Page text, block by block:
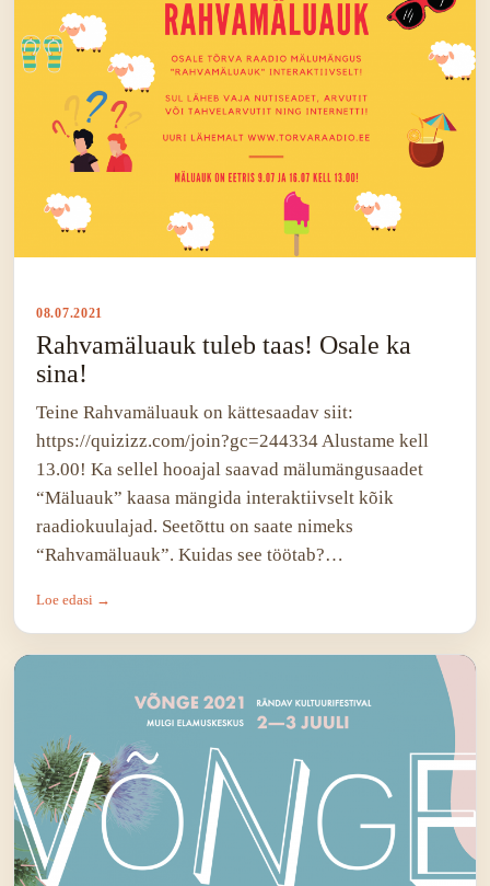
08.07.2021
Rahvamäluauk tuleb taas! Osale ka
sina!
Teine Rahvamäluauk on kättesaadav siit:
https://quizizz.com/join?gc=244334 Alustame kell
13.00! Ka sellel hooajal saavad mälumängusaadet
“Mäluauk” kaasa mängida interaktiivselt kõik
raadiokuulajad. Seetõttu on saate nimeks
“Rahvamäluauk”. Kuidas see töötab?…
Loe edasi →